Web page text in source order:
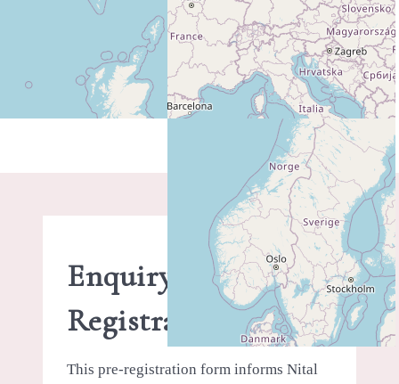
PLUS D'INFO SUR CE LIEU
Enquiry -
Registration
This pre-registration form informs Nital